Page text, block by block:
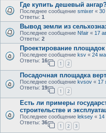
Где купить дешевый
Последнее сообщение smixer « 30
Ответы: 1
Вывод земли из
Последнее сообщение Nfair « 17
Ответы: 2
Проектирование площадок
Последнее сообщение ksv « 24
Ответы: 16
1 2
Посадочная площадка
Последнее сообщение kvsov « 17
Ответы: 19
1 2
Есть ли примеры
строительстве и
Последнее сообщение leksey « 14
Ответы: 36
1 2 3